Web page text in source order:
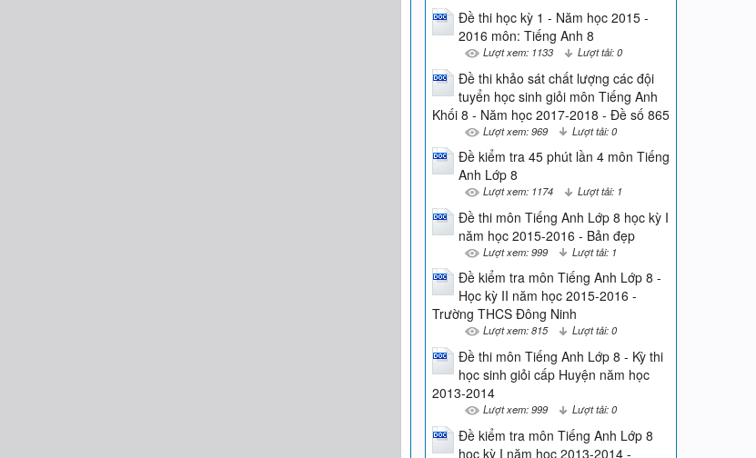
Đề thi học kỳ 1 - Năm học 2015 -
2016 môn: Tiếng Anh 8
Lượt xem: 1133 Lượt tải: 0
Đề thi khảo sát chất lượng các đội
tuyển học sinh giỏi môn Tiếng Anh
Khối 8 - Năm học 2017-2018 - Đề số 865
Lượt xem: 969 Lượt tải: 0
Đề kiểm tra 45 phút lần 4 môn Tiếng
Anh Lớp 8
Lượt xem: 1174 Lượt tải: 1
Đề thi môn Tiếng Anh Lớp 8 học kỳ I
năm học 2015-2016 - Bản đẹp
Lượt xem: 999 Lượt tải: 1
Đề kiểm tra môn Tiếng Anh Lớp 8 -
Học kỳ II năm học 2015-2016 -
Trường THCS Đông Ninh
Lượt xem: 815 Lượt tải: 0
Đề thi môn Tiếng Anh Lớp 8 - Kỳ thi
học sinh giỏi cấp Huyện năm học
2013-2014
Lượt xem: 999 Lượt tải: 0
Đề kiểm tra môn Tiếng Anh Lớp 8
học kỳ I năm học 2013-2014 -